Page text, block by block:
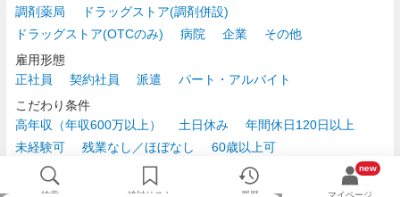
調剤薬局
ドラッグストア(調剤併設)
ドラッグストア(OTCのみ)
病院 企業
その他
雇用形態
正社員
契約社員 派遣
パート・アルバイト
こだわり条件
高年収（年収600万以上）
土日休み
年間休日120日以上
未経験可
残業なし／ほぼなし
60歳以上可
時給2,500円以上
検索 検討リスト 履歴
new
マイページ